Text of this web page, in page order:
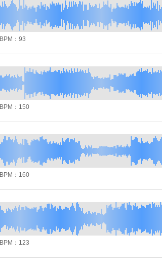
BPM： 93
BPM： 150
BPM： 160
BPM： 123